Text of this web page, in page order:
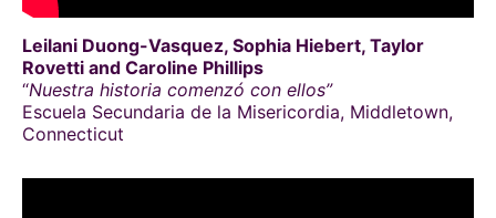
Leilani Duong-Vasquez, Sophia Hiebert, Taylor
Rovetti and Caroline Phillips
“Nuestra historia comenzó con ellos”
Escuela Secundaria de la Misericordia, Middletown,
Connecticut